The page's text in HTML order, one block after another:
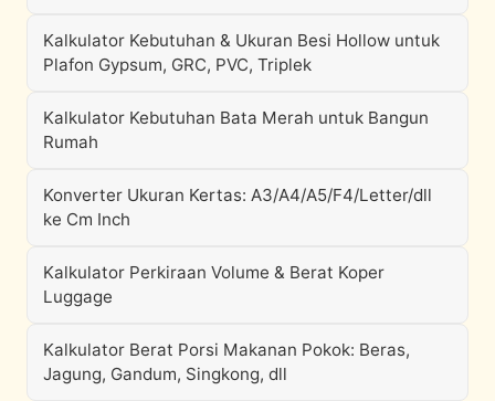
Kalkulator Kebutuhan & Ukuran Besi Hollow untuk
Plafon Gypsum, GRC, PVC, Triplek
Kalkulator Kebutuhan Bata Merah untuk Bangun
Rumah
Konverter Ukuran Kertas: A3/A4/A5/F4/Letter/dll
ke Cm Inch
Kalkulator Perkiraan Volume & Berat Koper
Luggage
Kalkulator Berat Porsi Makanan Pokok: Beras,
Jagung, Gandum, Singkong, dll